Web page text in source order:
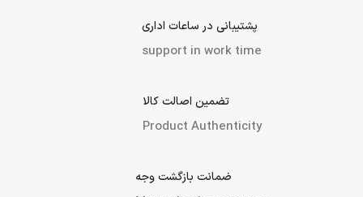
پشتیبانی در ساعات اداری
support in work time
تضمین اصالت کالا
Product Authenticity
ضمانت بازگشت وجه